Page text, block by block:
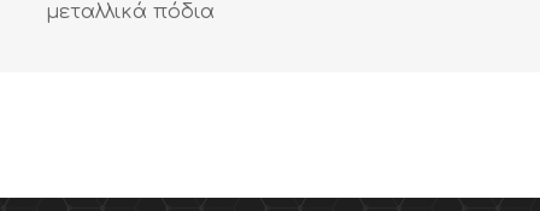
μεταλλικά πόδια